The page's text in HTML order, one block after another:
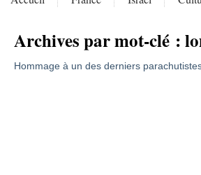
Archives par mot-clé :
Hommage à un des derniers